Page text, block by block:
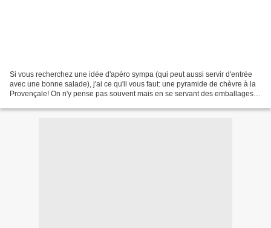
Si vous recherchez une idée d'apéro sympa (qui peut aussi servir d'entrée
avec une bonne salade), j'ai ce qu'il vous faut: une pyramide de chèvre à la
Provençale! On n'y pense pas souvent mais en se servant des emballages